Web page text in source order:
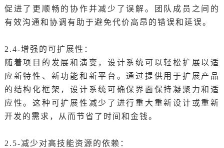
促进了更顺畅的协作并减少了误解。团队成员之间的
有效沟通和协调有助于避免代价高昂的错误和延误。
2.4-增强的可扩展性：
随着项目的发展和演变，设计系统可以轻松扩展以适
应新特性、新功能和新平台。通过提供用于扩展产品
的结构化框架，设计系统可确保界面保持凝聚力和适
应性。这种可扩展性减少了进行重大重新设计或重新
开发的需求，从而节省了时间和金钱。
2.5-减少对高技能资源的依赖：